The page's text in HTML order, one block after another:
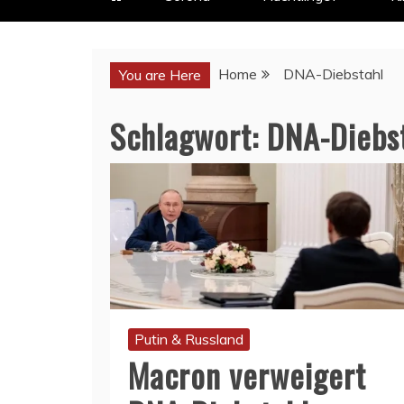
You are Here Home DNA-Diebstahl
Schlagwort: DNA-
Putin & Russland
Macron verweigert